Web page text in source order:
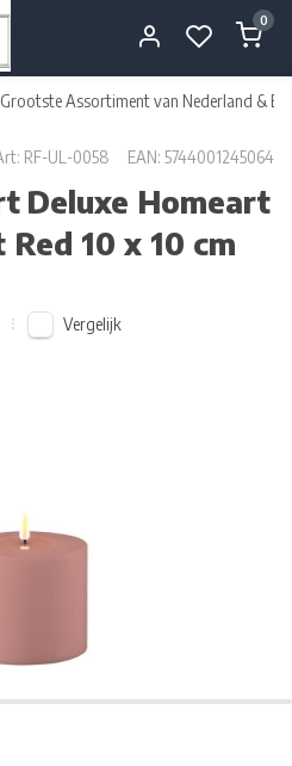
0
Grootste Assortiment van Nederland &
RF-UL-0058 EAN: 5744001245064
Deluxe Homeart
10 x 10 cm
Vergelijk